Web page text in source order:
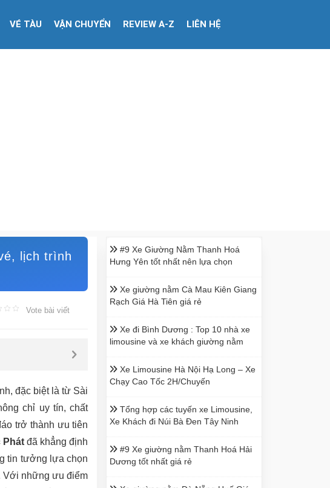
VÉ TÀU VẬN CHUYỂN REVIEW A-Z LIÊN HỆ
lịch trình
Vote bài viết
đặc biệt là từ Sài
chỉ uy tín, chất
trở thành ưu tiên
đã khẳng định
tin tưởng lựa chọn
Với những ưu điểm
#9 Xe Giường Nằm Thanh Hoá
Hưng Yên tốt nhất nên lựa chọn
Xe giường nằm Cà Mau Kiên Giang
Rạch Giá Hà Tiên giá rẻ
Xe đi Bình Dương : Top 10 nhà xe
limousine và xe khách giường nằm
Xe Limousine Hà Nội Hạ Long – Xe
Chạy Cao Tốc 2H/Chuyến
Tổng hợp các tuyến xe Limousine,
Xe Khách đi Núi Bà Đen Tây Ninh
#9 Xe giường nằm Thanh Hoá Hải
Dương tốt nhất giá rẻ